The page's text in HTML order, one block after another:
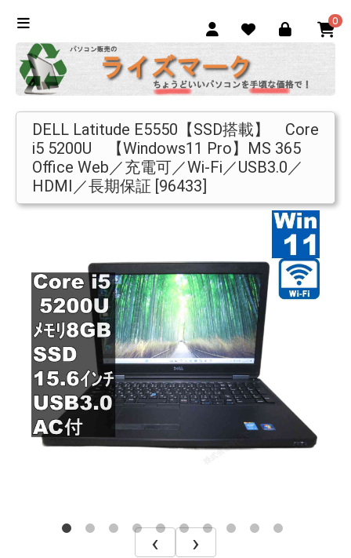
0
DELL Latitude E5550【SSD搭載】 Core
i5 5200U 【Windows11 Pro】MS 365
Office Web／充電可／Wi-Fi／USB3.0／
HDMI／長期保証 [96433]
‹ ›